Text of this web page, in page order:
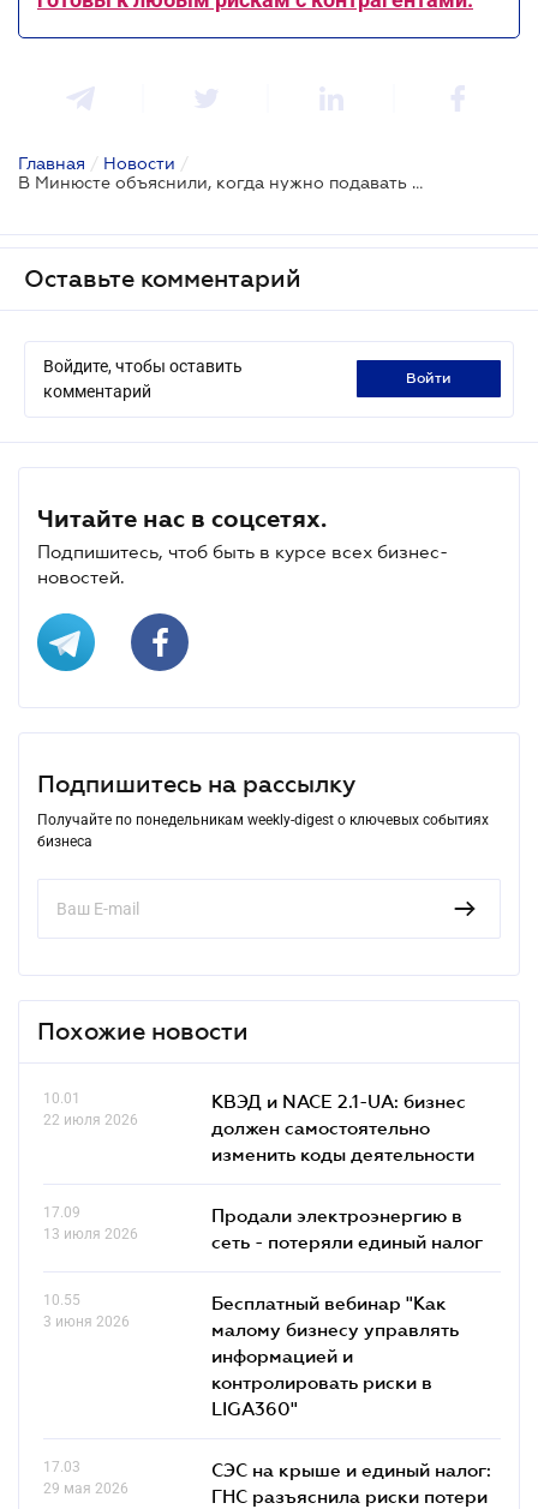
Главная / Новости /
В Минюсте объяснили, когда нужно подавать и подтверждать сведения о бенефициарах
Оставьте комментарий
Войдите, чтобы оставить
комментарий
войти
Читайте нас в соцсетях.
Подпишитесь, чтоб быть в курсе всех бизнес-
новостей.
Подпишитесь на рассылку
Получайте по понедельникам weekly-digest о ключевых событиях
бизнеса
Похожие новости
10.01
22 июля 2026
КВЭД и NACE 2.1-UA: бизнес
должен самостоятельно
изменить коды деятельности
17.09
13 июля 2026
Продали электроэнергию в
сеть - потеряли единый налог
10.55
3 июня 2026
Бесплатный вебинар "Как
малому бизнесу управлять
информацией и
контролировать риски в
LIGA360"
17.03
29 мая 2026
СЭС на крыше и единый налог:
ГНС разъяснила риски потери